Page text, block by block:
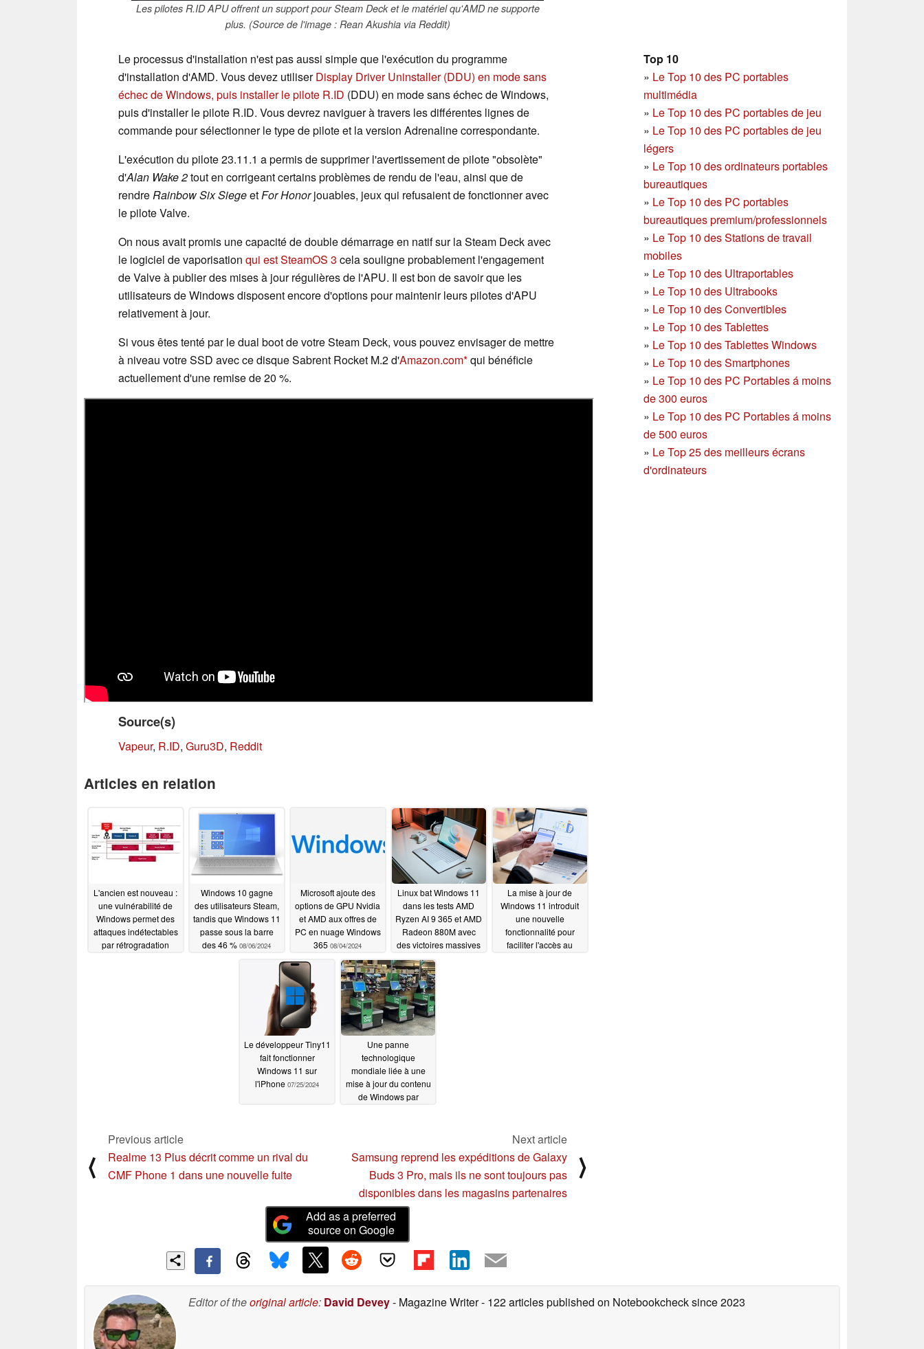
Les pilotes R.ID APU offrent un support pour Steam Deck et le matériel qu'AMD ne supporte
plus. (Source de l'image : Rean Akushia via Reddit)
Top 10
» Le Top 10 des PC portables
multimédia
» Le Top 10 des PC portables de jeu
» Le Top 10 des PC portables de jeu
légers
» Le Top 10 des ordinateurs portables
bureautiques
» Le Top 10 des PC portables
bureautiques premium/professionnels
» Le Top 10 des Stations de travail
mobiles
» Le Top 10 des Ultraportables
» Le Top 10 des Ultrabooks
» Le Top 10 des Convertibles
» Le Top 10 des Tablettes
» Le Top 10 des Tablettes Windows
» Le Top 10 des Smartphones
» Le Top 10 des PC Portables á moins
de 300 euros
» Le Top 10 des PC Portables á moins
de 500 euros
» Le Top 25 des meilleurs écrans
d'ordinateurs
Le processus d'installation n'est pas aussi simple que l'exécution du programme
d'installation d'AMD. Vous devez utiliserDisplay Driver Uninstaller (DDU) en mode sans
échec de Windows, puis installer le pilote R.ID (DDU) en mode sans échec de Windows,
puis d'installer le pilote R.ID. Vous devrez naviguer à travers les différentes lignes de
commande pour sélectionner le type de pilote et la version Adrenaline correspondante.
L'exécution du pilote 23.11.1 a permis de supprimer l'avertissement de pilote "obsolète"
d'Alan Wake 2tout en corrigeant certains problèmes de rendu de l'eau, ainsi que de
rendreRainbow Six SiegeetFor Honorjouables, jeux qui refusaient de fonctionner avec
le pilote Valve.
On nous avait promis une capacité de double démarrage en natif sur la Steam Deck avec
le logiciel de vaporisation qui est SteamOS 3 cela souligne probablement l'engagement
de Valve à publier des mises à jour régulières de l'APU. Il est bon de savoir que les
utilisateurs de Windows disposent encore d'options pour maintenir leurs pilotes d'APU
relativement à jour.
Si vous êtes tenté par le dual boot de votre Steam Deck, vous pouvez envisager de mettre
à niveau votre SSD avec ce disque Sabrent Rocket M.2 d'Amazon.com qui bénéficie
actuellement d'une remise de 20 %.
Source(s)
Vapeur, R.ID, Guru3D, Reddit
Articles en relation
L'ancien est nouveau :
une vulnérabilité de
Windows permet des
attaques indétectables
par rétrogradation
Windows 10 gagne
des utilisateurs Steam,
tandis que Windows 11
passe sous la barre
des 46 % 08/06/2024
Microsoft ajoute des
options de GPU Nvidia
et AMD aux offres de
PC en nuage Windows
365 08/04/2024
Linux bat Windows 11
dans les tests AMD
Ryzen AI 9 365 et AMD
Radeon 880M avec
des victoires massives
dans les tests de jeux
08/02/2024
La mise à jour de
Windows 11 introduit
une nouvelle
fonctionnalité pour
faciliter l'accès au
Le développeur Tiny11
fait fonctionner
Windows 11 sur
l'iPhone 07/25/2024
Une panne
technologique
mondiale liée à une
mise à jour du contenu
de Windows par
monde entier 07/19/2024
⟨
Previous article
Realme 13 Plus décrit comme un rival du
CMF Phone 1 dans une nouvelle fuite
Next article
Samsung reprend les expéditions de Galaxy
Buds 3 Pro, mais ils ne sont toujours pas
disponibles dans les magasins partenaires
⟩
Add as a preferred
source on Google
Editor of theoriginal article: David Devey- Magazine Writer- 122 articles published on Notebookchecksince 2023